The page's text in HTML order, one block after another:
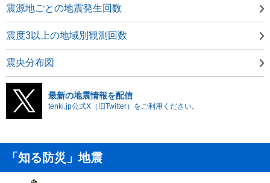
震源地ごとの地震発生回数
震度3以上の地域別観測回数
震央分布図
最新の地震情報を配信
tenki.jp公式X（旧Twitter）をご利用ください。
「知る防災」地震